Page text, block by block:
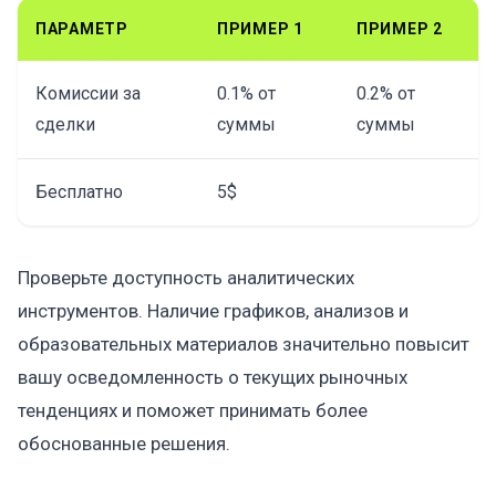
ПАРАМЕТР ПРИМЕР 1 ПРИМЕР 2
Комиссии за
сделки
0.1% от
суммы
0.2% от
суммы
Бесплатно 5$
Проверьте доступность аналитических
инструментов. Наличие графиков, анализов и
образовательных материалов значительно повысит
вашу осведомленность о текущих рыночных
тенденциях и поможет принимать более
обоснованные решения.